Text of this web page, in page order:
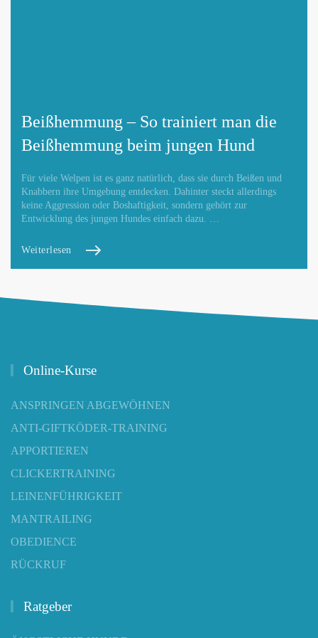
Beißhemmung – So trainiert man die
Beißhemmung beim jungen Hund
Für viele Welpen ist es ganz natürlich, dass sie durch Beißen und
Knabbern ihre Umgebung entdecken. Dahinter steckt allerdings
keine Aggression oder Boshaftigkeit, sondern gehört zur
Entwicklung des jungen Hundes einfach dazu. …
Weiterlesen
Online-Kurse
ANSPRINGEN ABGEWÖHNEN
ANTI-GIFTKÖDER-TRAINING
APPORTIEREN
CLICKERTRAINING
LEINENFÜHRIGKEIT
MANTRAILING
OBEDIENCE
RÜCKRUF
Ratgeber